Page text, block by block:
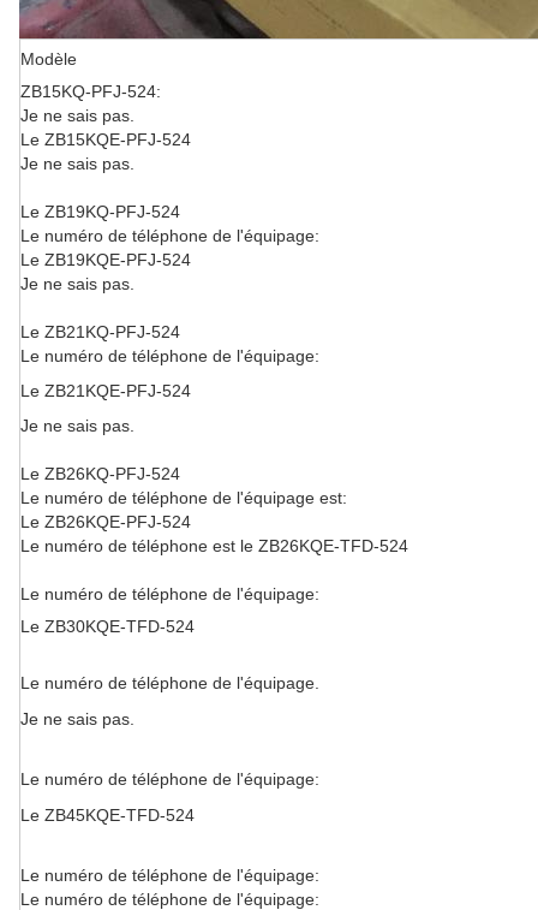
Modèle
ZB15KQ-PFJ-524:
Je ne sais pas.
Le ZB15KQE-PFJ-524
Je ne sais pas.
Le ZB19KQ-PFJ-524
Le numéro de téléphone de l'équipage:
Le ZB19KQE-PFJ-524
Je ne sais pas.
Le ZB21KQ-PFJ-524
Le numéro de téléphone de l'équipage:
Le ZB21KQE-PFJ-524
Je ne sais pas.
Le ZB26KQ-PFJ-524
Le numéro de téléphone de l'équipage est:
Le ZB26KQE-PFJ-524
Le numéro de téléphone est le ZB26KQE-TFD-524
Le numéro de téléphone de l'équipage:
Le ZB30KQE-TFD-524
Le numéro de téléphone de l'équipage.
Je ne sais pas.
Le numéro de téléphone de l'équipage:
Le ZB45KQE-TFD-524
Le numéro de téléphone de l'équipage:
Le numéro de téléphone de l'équipage: